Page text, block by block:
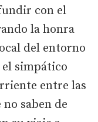
con el
la honra
del entorno
simpático
entre las
saben de